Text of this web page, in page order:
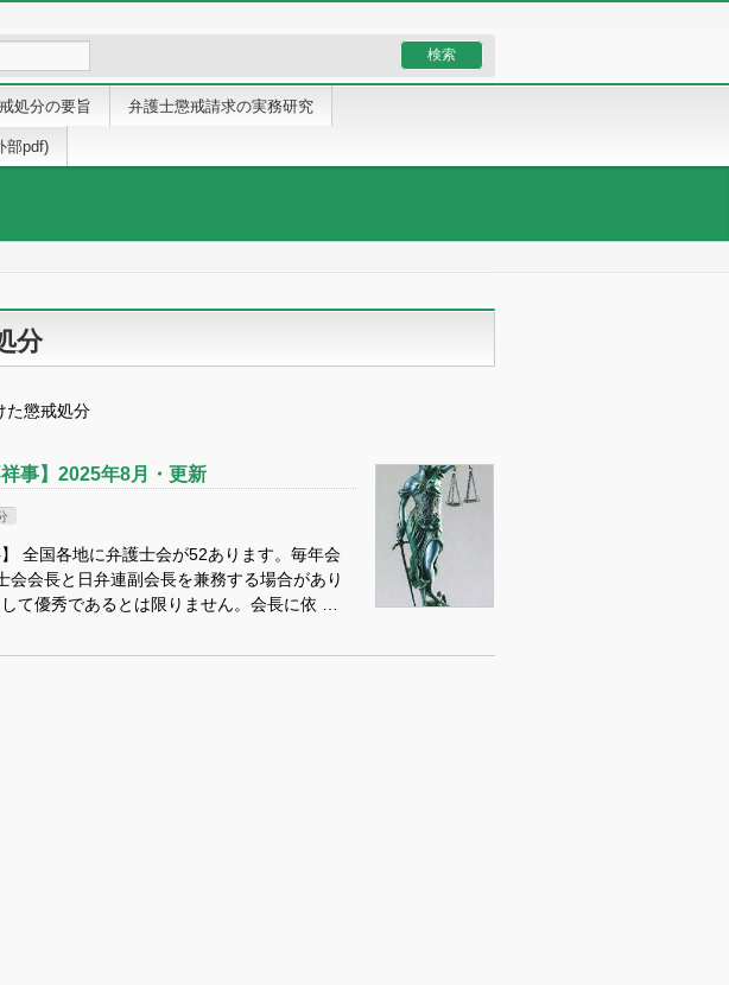
処分の要旨 弁護士懲戒請求の実務研究
部pdf)
分
た懲戒処分
事】2025年8月・更新
全国各地に弁護士会が52あります。毎年会
会長と日弁連副会長を兼務する場合があり
て優秀であるとは限りません。会長に依 …